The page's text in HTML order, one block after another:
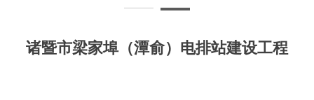
诸暨市梁家埠（潭俞）电排站建设工程